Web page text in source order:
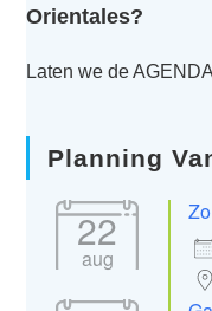
Orientales?
Laten we de
Planning
22
aug